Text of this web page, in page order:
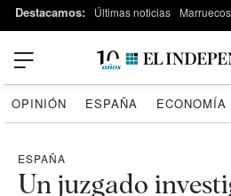
Destacamos: Últimas noticias Marruecos
OPINIÓN ESPAÑA ECONOMÍA
ESPAÑA
Un juzgado